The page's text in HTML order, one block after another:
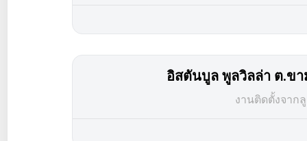
อิสตันบูล พูลวิลล่า ต.ข
งานติดตั้งจาก